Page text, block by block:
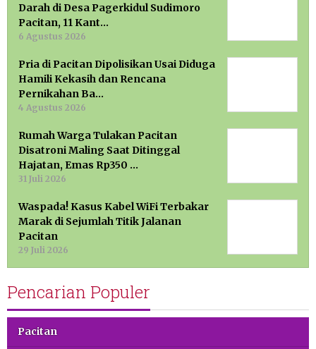
Darah di Desa Pagerkidul Sudimoro
Pacitan, 11 Kant…
6 Agustus 2026
Pria di Pacitan Dipolisikan Usai Diduga
Hamili Kekasih dan Rencana
Pernikahan Ba…
4 Agustus 2026
Rumah Warga Tulakan Pacitan
Disatroni Maling Saat Ditinggal
Hajatan, Emas Rp350 …
31 Juli 2026
Waspada! Kasus Kabel WiFi Terbakar
Marak di Sejumlah Titik Jalanan
Pacitan
29 Juli 2026
Pencarian Populer
Pacitan